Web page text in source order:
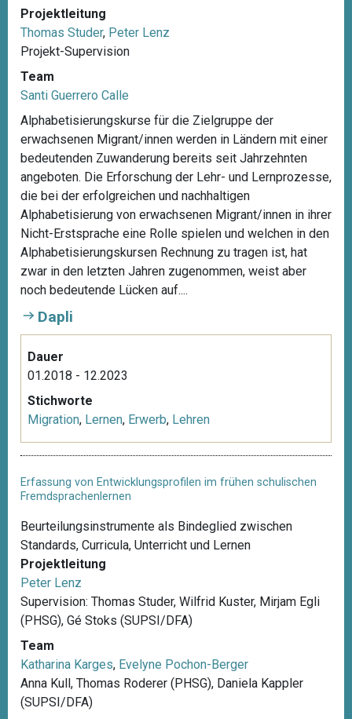
Projektleitung
Thomas Studer, Peter Lenz
Projekt-Supervision
Team
Santi Guerrero Calle
Alphabetisierungskurse für die Zielgruppe der
erwachsenen Migrant/innen werden in Ländern mit einer
bedeutenden Zuwanderung bereits seit Jahrzehnten
angeboten. Die Erforschung der Lehr- und Lernprozesse,
die bei der erfolgreichen und nachhaltigen
Alphabetisierung von erwachsenen Migrant/innen in ihrer
Nicht-Erstsprache eine Rolle spielen und welchen in den
Alphabetisierungskursen Rechnung zu tragen ist, hat
zwar in den letzten Jahren zugenommen, weist aber
noch bedeutende Lücken auf....
Dapli
Dauer
01.2018 - 12.2023
Stichworte
Migration, Lernen, Erwerb, Lehren
Erfassung von Entwicklungsprofilen im frühen schulischen
Fremdsprachenlernen
Beurteilungsinstrumente als Bindeglied zwischen
Standards, Curricula, Unterricht und Lernen
Projektleitung
Peter Lenz
Supervision: Thomas Studer, Wilfrid Kuster, Mirjam Egli
(PHSG), Gé Stoks (SUPSI/DFA)
Team
Katharina Karges, Evelyne Pochon-Berger
Anna Kull, Thomas Roderer (PHSG), Daniela Kappler
(SUPSI/DFA)